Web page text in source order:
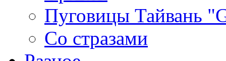
Пуговицы Тайвань
Со стразами